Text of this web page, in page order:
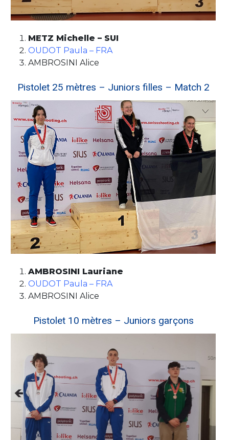
METZ Michelle – SUI
OUDOT Paula – FRA
AMBROSINI Alice
Pistolet 25 mètres – Juniors filles – Match 2
AMBROSINI Lauriane
OUDOT Paula – FRA
AMBROSINI Alice
Pistolet 10 mètres – Juniors garçons